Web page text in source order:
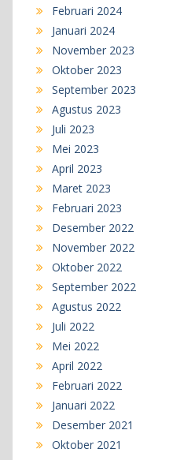
Februari 2024
Januari 2024
November 2023
Oktober 2023
September 2023
Agustus 2023
Juli 2023
Mei 2023
April 2023
Maret 2023
Februari 2023
Desember 2022
November 2022
Oktober 2022
September 2022
Agustus 2022
Juli 2022
Mei 2022
April 2022
Februari 2022
Januari 2022
Desember 2021
Oktober 2021